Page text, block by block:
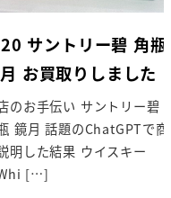
サントリー碧 角瓶
お買取りしました
のお手伝い サントリー碧
鏡月 話題のChatGPTで商
明した結果 ウイスキー
Whi […]